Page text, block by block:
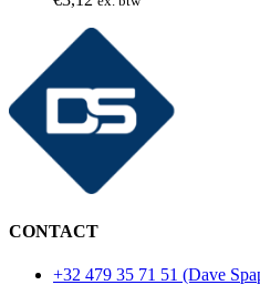
CONTACT
+32 479 35 71 51 (Dave